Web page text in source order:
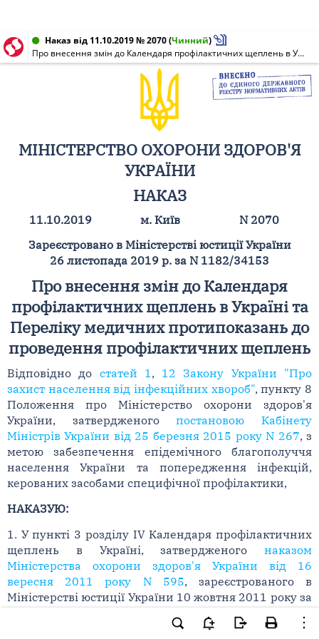
Наказ від 11.10.2019 № 2070(Чинний)
Про внесення змін до Календаря профілактичних щеплень в Україні та Переліку медичних протипоказань до проведення профілактичних щеплень